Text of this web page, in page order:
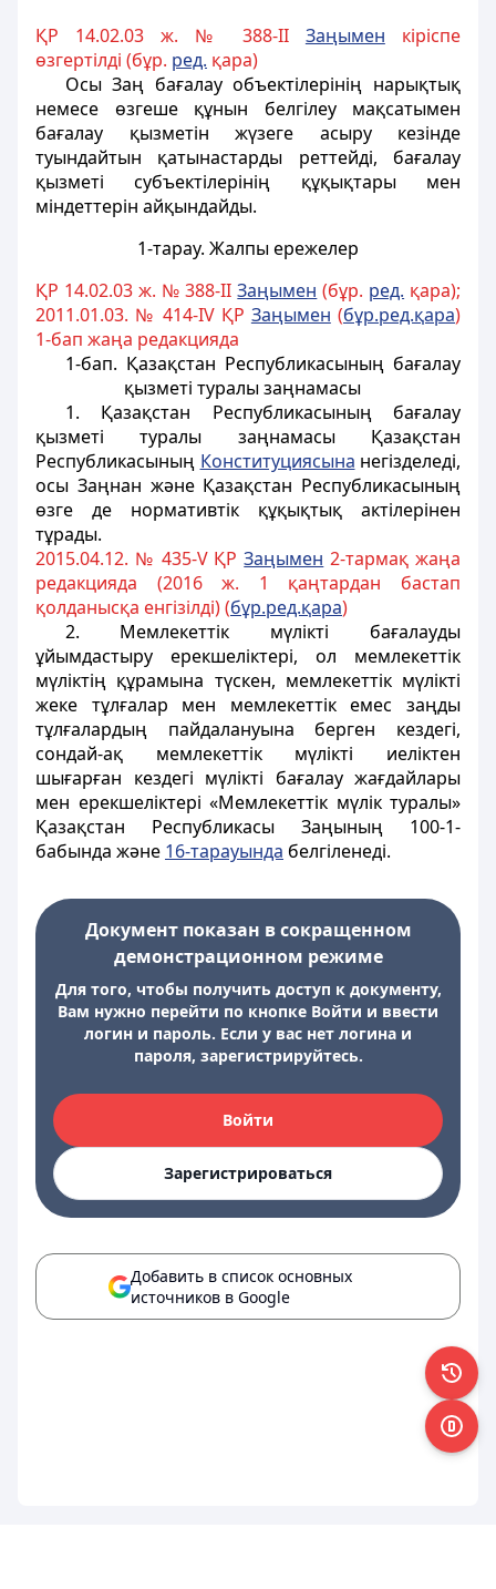
ҚР 14.02.03 ж. № 388-II Заңымен кіріспе
өзгертілді (бұр. ред. қара)
Осы Заң бағалау объектілерінiң нарықтық
немесе өзгеше құнын белгiлеу мақсатымен
бағалау қызметiн жүзеге асыру кезiнде
туындайтын қатынастарды реттейдi, бағалау
қызметi субъектiлерiнiң құқықтары мен
мiндеттерiн айқындайды.
1-тарау. Жалпы ережелер
ҚР 14.02.03 ж. № 388-IIЗаңымен (бұр. ред. қара);
2011.01.03. № 414-ІV ҚР Заңымен (бұр.ред.қара)
1-бап жаңа редакцияда
1-бап. Қазақстан Республикасының бағалау
қызметi туралы заңнамасы
1. Қазақстан Республикасының бағалау
қызметi туралы заңнамасы Қазақстан
Республикасының Конституциясына негiзделедi,
осы Заңнан және Қазақстан Республикасының
өзге де нормативтiк құқықтық актілерінен
тұрады.
2015.04.12. № 435-V ҚРЗаңымен 2-тармақ жаңа
редакцияда (2016 ж. 1 қаңтардан бастап
қолданысқа енгiзiлдi) (бұр.ред.қара)
2. Мемлекеттік мүлікті бағалауды
ұйымдастыру ерекшеліктері, ол мемлекеттік
мүліктің құрамына түскен, мемлекеттік мүлікті
жеке тұлғалар мен мемлекеттік емес заңды
тұлғалардың пайдалануына берген кездегі,
сондай-ақ мемлекеттік мүлікті иеліктен
шығарған кездегі мүлікті бағалау жағдайлары
мен ерекшеліктері «Мемлекеттік мүлік туралы»
Қазақстан Республикасы Заңының 100-1-
бабында және 16-тарауында белгіленеді.
Документ показан в сокращенном
демонстрационном режиме
Для того, чтобы получить доступ к документу,
Вам нужно перейти по кнопке Войти и ввести
логин и пароль. Если у вас нет логина и
пароля, зарегистрируйтесь.
Войти
Зарегистрироваться
Добавить в список основных
источников в Google